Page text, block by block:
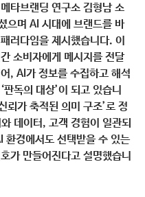
타브랜딩 연구소 김형남 소
으며 AI 시대에 브랜드를 바
러다임을 제시했습니다. 이
소비자에게 메시지를 전달
, AI가 정보를 수집하고 해석
판독의 대상’이 되고 있습니
뢰가 축적된 의미 구조’로 정
데이터, 고객 경험이 일관되
환경에서도 선택받을 수 있는
가 만들어진다고 설명했습니